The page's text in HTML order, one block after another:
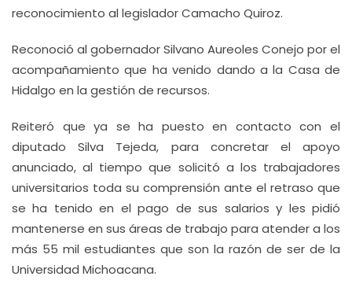
reconocimiento al legislador Camacho Quiroz.
Reconoció al gobernador Silvano Aureoles Conejo por el
acompañamiento que ha venido dando a la Casa de
Hidalgo en la gestión de recursos.
Reiteró que ya se ha puesto en contacto con el
diputado Silva Tejeda, para concretar el apoyo
anunciado, al tiempo que solicitó a los trabajadores
universitarios toda su comprensión ante el retraso que
se ha tenido en el pago de sus salarios y les pidió
mantenerse en sus áreas de trabajo para atender a los
más 55 mil estudiantes que son la razón de ser de la
Universidad Michoacana.